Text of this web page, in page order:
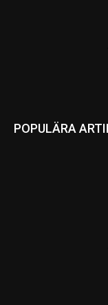
POPULÄRA